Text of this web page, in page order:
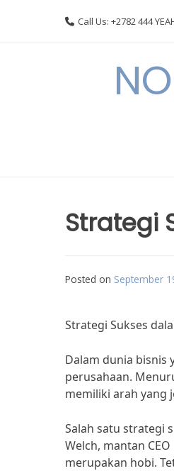
Call Us: +2782 444
Strategi
Posted on September
Strategi Sukses
Dalam dunia bisnis
perusahaan.
memiliki arah yang
Salah satu strategi
Welch, mantan
merupakan hobi.